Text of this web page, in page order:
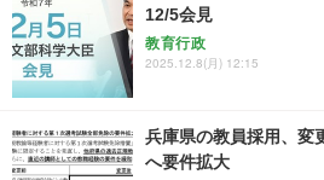
12/5会見
教育行政
2025.12.8(月) 12:15
兵庫県の教員採用、
へ要件拡大